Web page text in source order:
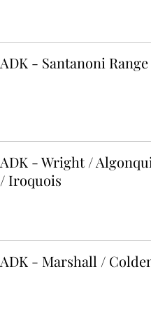
ADK - Santanoni Range
ADK - Wright /
/ Iroquois
ADK - Marshall / Colden